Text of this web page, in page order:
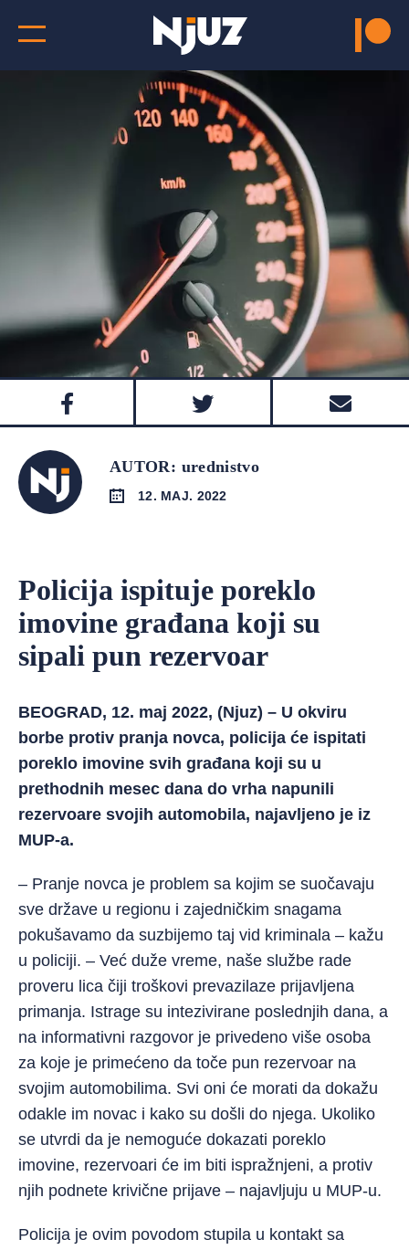
AUTOR: urednistvo
12. MAJ. 2022
Policija ispituje poreklo
imovine građana koji su
sipali pun rezervoar
BEOGRAD, 12. maj 2022, (Njuz) – U okviru
borbe protiv pranja novca, policija će ispitati
poreklo imovine svih građana koji su u
prethodnih mesec dana do vrha napunili
rezervoare svojih automobila, najavljeno je iz
MUP-a.
– Pranje novca je problem sa kojim se suočavaju
sve države u regionu i zajedničkim snagama
pokušavamo da suzbijemo taj vid kriminala – kažu
u policiji. – Već duže vreme, naše službe rade
proveru lica čiji troškovi prevazilaze prijavljena
primanja. Istrage su intezivirane poslednjih dana, a
na informativni razgovor je privedeno više osoba
za koje je primećeno da toče pun rezervoar na
svojim automobilima. Svi oni će morati da dokažu
odakle im novac i kako su došli do njega. Ukoliko
se utvrdi da je nemoguće dokazati poreklo
imovine, rezervoari će im biti ispražnjeni, a protiv
njih podnete krivične prijave – najavljuju u MUP-u.
Policija je ovim povodom stupila u kontakt sa